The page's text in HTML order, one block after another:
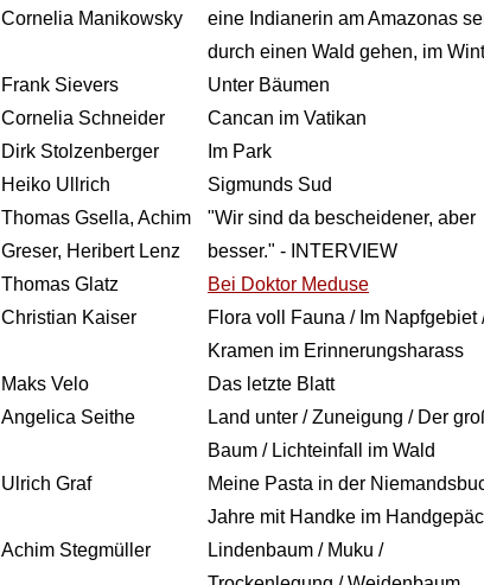
Cornelia Manikowsky
eine Indianerin am Amazonas
durch einen Wald gehen, im
Frank Sievers
Unter Bäumen
Cornelia Schneider
Cancan im Vatikan
Dirk Stolzenberger
Im Park
Heiko Ullrich
Sigmunds Sud
Thomas Gsella, Achim
Greser, Heribert Lenz
"Wir sind da bescheidener, aber
besser." - INTERVIEW
Thomas Glatz
Bei Doktor Meduse
Christian Kaiser
Flora voll Fauna / Im Napfgebiet
Kramen im Erinnerungsharass
Maks Velo
Das letzte Blatt
Angelica Seithe
Land unter / Zuneigung / Der
Baum / Lichteinfall im Wald
Ulrich Graf
Meine Pasta in der
Jahre mit Handke im
Achim Stegmüller
Lindenbaum / Muku /